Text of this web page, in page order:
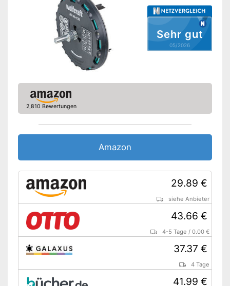
Sehr gut
05/2026
2,810 Bewertungen
Amazon
29.89 €
siehe Anbieter
43.66 €
4-5 Tage /0.00 €
37.37 €
4 Tage
41.99 €